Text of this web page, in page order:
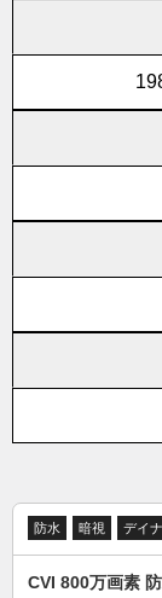
防水 暗視 デイ
CVI 800万画素